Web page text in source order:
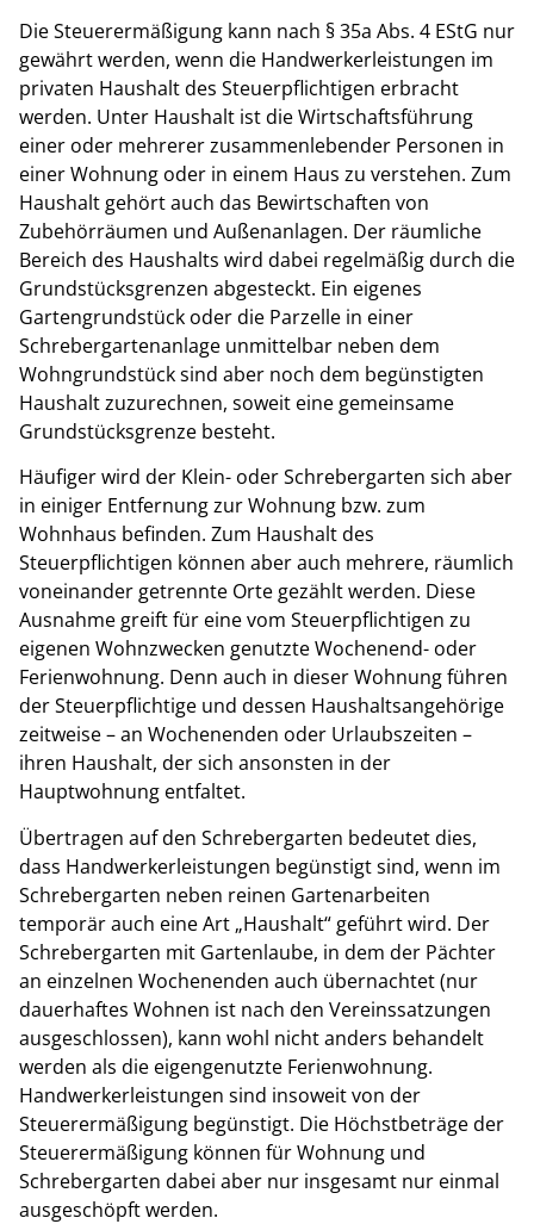
Die Steuerermäßigung kann nach § 35a Abs. 4 EStG nur
gewährt werden, wenn die Handwerkerleistungen im
privaten Haushalt des Steuerpflichtigen erbracht
werden. Unter Haushalt ist die Wirtschaftsführung
einer oder mehrerer zusammenlebender Personen in
einer Wohnung oder in einem Haus zu verstehen. Zum
Haushalt gehört auch das Bewirtschaften von
Zubehörräumen und Außenanlagen. Der räumliche
Bereich des Haushalts wird dabei regelmäßig durch die
Grundstücksgrenzen abgesteckt. Ein eigenes
Gartengrundstück oder die Parzelle in einer
Schrebergartenanlage unmittelbar neben dem
Wohngrundstück sind aber noch dem begünstigten
Haushalt zuzurechnen, soweit eine gemeinsame
Grundstücksgrenze besteht.
Häufiger wird der Klein- oder Schrebergarten sich aber
in einiger Entfernung zur Wohnung bzw. zum
Wohnhaus befinden. Zum Haushalt des
Steuerpflichtigen können aber auch mehrere, räumlich
voneinander getrennte Orte gezählt werden. Diese
Ausnahme greift für eine vom Steuerpflichtigen zu
eigenen Wohnzwecken genutzte Wochenend- oder
Ferienwohnung. Denn auch in dieser Wohnung führen
der Steuerpflichtige und dessen Haushaltsangehörige
zeitweise – an Wochenenden oder Urlaubszeiten –
ihren Haushalt, der sich ansonsten in der
Hauptwohnung entfaltet.
Übertragen auf den Schrebergarten bedeutet dies,
dass Handwerkerleistungen begünstigt sind, wenn im
Schrebergarten neben reinen Gartenarbeiten
temporär auch eine Art „Haushalt“ geführt wird. Der
Schrebergarten mit Gartenlaube, in dem der Pächter
an einzelnen Wochenenden auch übernachtet (nur
dauerhaftes Wohnen ist nach den Vereinssatzungen
ausgeschlossen), kann wohl nicht anders behandelt
werden als die eigengenutzte Ferienwohnung.
Handwerkerleistungen sind insoweit von der
Steuerermäßigung begünstigt. Die Höchstbeträge der
Steuerermäßigung können für Wohnung und
Schrebergarten dabei aber nur insgesamt nur einmal
ausgeschöpft werden.